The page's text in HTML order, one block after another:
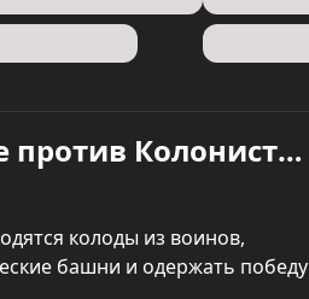
Столкновение Рояль: Чужие против Колонистов — играть онлайн
колоды из воинов,
башни и одержать победу